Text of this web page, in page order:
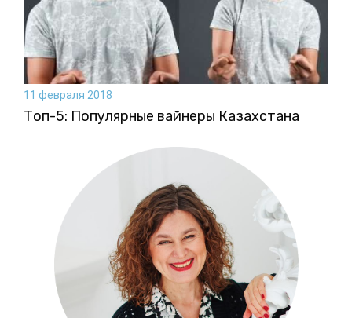
11 февраля 2018
Топ-5: Популярные вайнеры Казахстана